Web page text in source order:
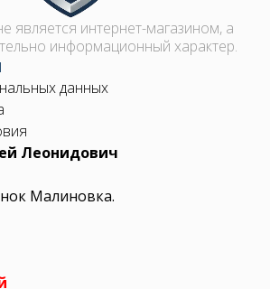
является интернет-магазином, а
информационный характер.
данных
Леонидович
Малиновка.